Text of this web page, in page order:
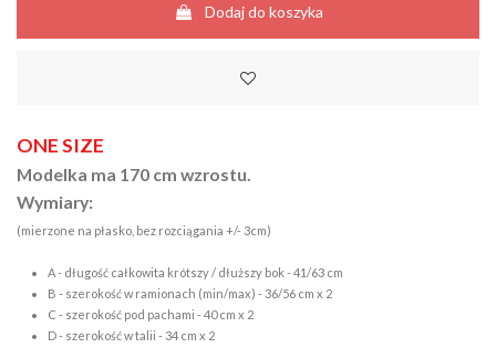
Dodaj do koszyka
ONE SIZE
Modelka ma 170 cm wzrostu.
Wymiary:
(mierzone na płasko, bez rozciągania +/- 3cm)
A - długość całkowita krótszy / dłuższy bok - 41/63 cm
B - szerokość w ramionach (min/max) - 36/56 cm x 2
C - szerokość pod pachami - 40 cm x 2
D - szerokość w talii - 34 cm x 2